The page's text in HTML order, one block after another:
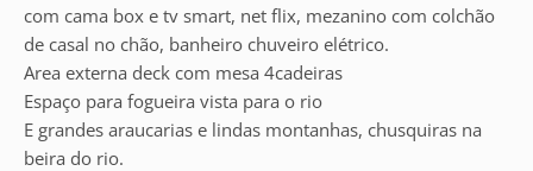
com cama box e tv smart, net flix, mezanino com colchão
de casal no chão, banheiro chuveiro elétrico.
Area externa deck com mesa 4cadeiras
Espaço para fogueira vista para o rio
E grandes araucarias e lindas montanhas, chusquiras na
beira do rio.